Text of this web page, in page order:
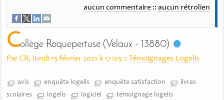
aucun commentaire :: aucun rétrolien
Collège Roquepertuse (Velaux - 13880)
Par CR, lundi 15 février 2021 à 17:05 :: Témoignages Logelis
avis enquête logelis enquête satisfaction
livres
scolaires
logelis logiciel
témoignage logelis